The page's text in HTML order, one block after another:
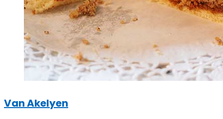
Van Akelyen